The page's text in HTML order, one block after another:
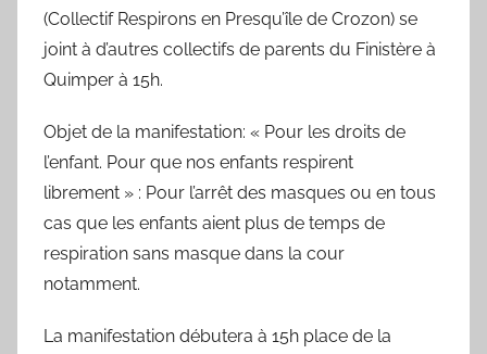
(Collectif Respirons en Presqu’île de Crozon) se
joint à d’autres collectifs de parents du Finistère à
Quimper à 15h.
Objet de la manifestation: « Pour les droits de
l’enfant. Pour que nos enfants respirent
librement » : Pour l’arrêt des masques ou en tous
cas que les enfants aient plus de temps de
respiration sans masque dans la cour
notamment.
La manifestation débutera à 15h place de la